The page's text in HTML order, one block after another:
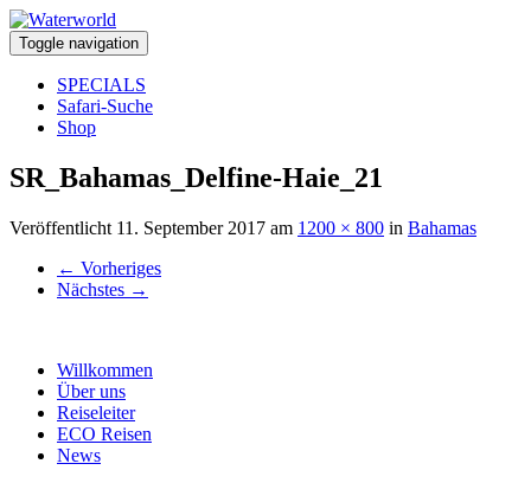
Toggle navigation
SPECIALS
Safari-Suche
Shop
SR_Bahamas_Delfine-Haie_21
Veröffentlicht 11. September 2017 am 1200 × 800 in Bahamas
← Vorheriges
Nächstes →
Willkommen
Über uns
Reiseleiter
ECO Reisen
News